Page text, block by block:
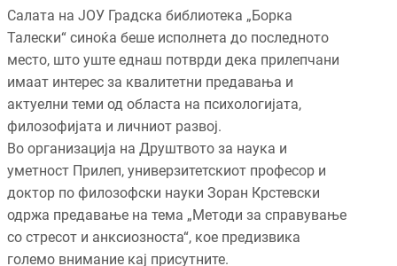
Салата на ЈОУ Градска библиотека „Борка
Талески“ синоќа беше исполнета до последното
место, што уште еднаш потврди дека прилепчани
имаат интерес за квалитетни предавања и
актуелни теми од областа на психологијата,
филозофијата и личниот развој.
Во организација на Друштвото за наука и
уметност Прилеп, универзитетскиот професор и
доктор по филозофски науки Зоран Крстевски
одржа предавање на тема „Методи за справување
со стресот и анксиозноста“, кое предизвика
големо внимание кај присутните.